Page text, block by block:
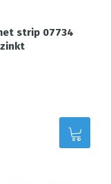
strip 07734